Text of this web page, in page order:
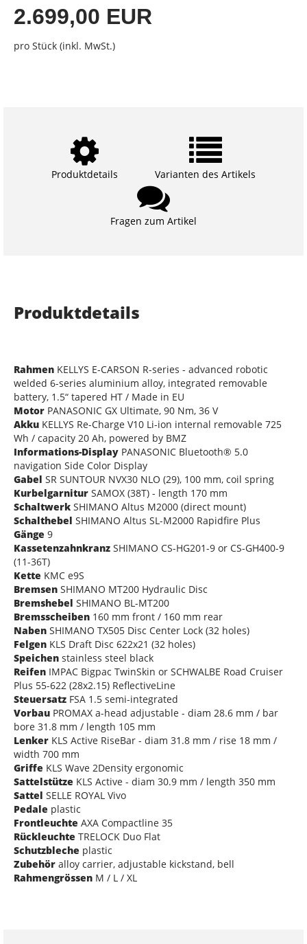
2.699,00 EUR
pro Stück (inkl. MwSt.)
Produktdetails Varianten des Artikels
Fragen zum Artikel
Produktdetails
Rahmen KELLYS E-CARSON R-series - advanced robotic
welded 6-series aluminium alloy, integrated removable
battery, 1.5“ tapered HT / Made in EU
Motor PANASONIC GX Ultimate, 90 Nm, 36 V
Akku KELLYS Re-Charge V10 Li-ion internal removable 725
Wh / capacity 20 Ah, powered by BMZ
Informations-Display PANASONIC Bluetooth® 5.0
navigation Side Color Display
Gabel SR SUNTOUR NVX30 NLO (29), 100 mm, coil spring
Kurbelgarnitur SAMOX (38T) - length 170 mm
Schaltwerk SHIMANO Altus M2000 (direct mount)
Schalthebel SHIMANO Altus SL-M2000 Rapidfire Plus
Gänge 9
Kassetenzahnkranz SHIMANO CS-HG201-9 or CS-GH400-9
(11-36T)
Kette KMC e9S
Bremsen SHIMANO MT200 Hydraulic Disc
Bremshebel SHIMANO BL-MT200
Bremsscheiben 160 mm front / 160 mm rear
Naben SHIMANO TX505 Disc Center Lock (32 holes)
Felgen KLS Draft Disc 622x21 (32 holes)
Speichen stainless steel black
Reifen IMPAC Bigpac TwinSkin or SCHWALBE Road Cruiser
Plus 55-622 (28x2.15) ReflectiveLine
Steuersatz FSA 1.5 semi-integrated
Vorbau PROMAX a-head adjustable - diam 28.6 mm / bar
bore 31.8 mm / length 105 mm
Lenker KLS Active RiseBar - diam 31.8 mm / rise 18 mm /
width 700 mm
Griffe KLS Wave 2Density ergonomic
Sattelstütze KLS Active - diam 30.9 mm / length 350 mm
Sattel SELLE ROYAL Vivo
Pedale plastic
Frontleuchte AXA Compactline 35
Rückleuchte TRELOCK Duo Flat
Schutzbleche plastic
Zubehör alloy carrier, adjustable kickstand, bell
Rahmengrössen M / L / XL